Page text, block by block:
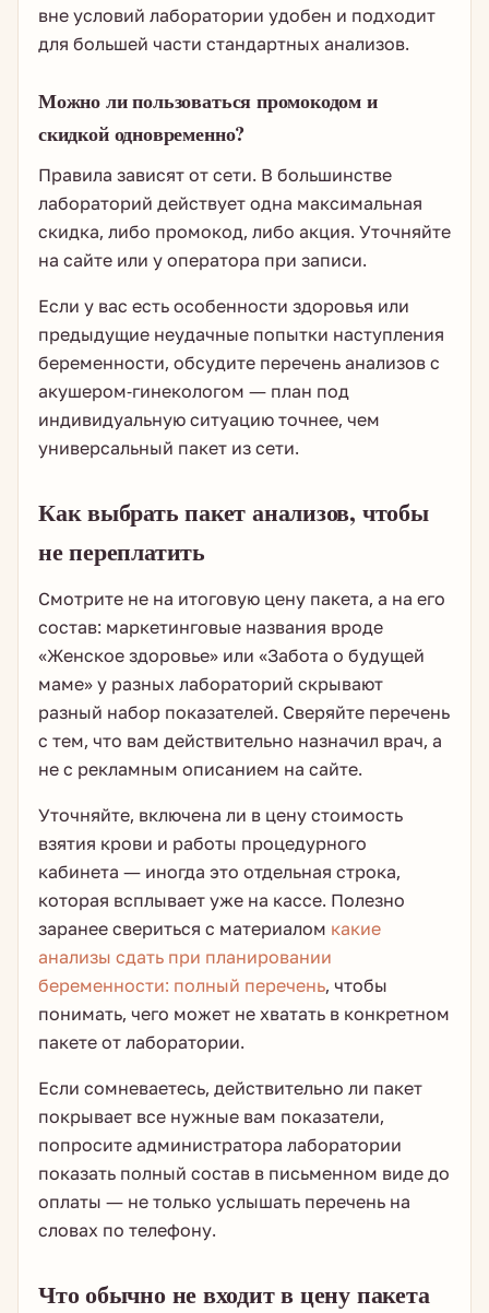
вне условий лаборатории удобен и подходит
для большей части стандартных анализов.
Можно ли пользоваться промокодом и
скидкой одновременно?
Правила зависят от сети. В большинстве
лабораторий действует одна максимальная
скидка, либо промокод, либо акция. Уточняйте
на сайте или у оператора при записи.
Если у вас есть особенности здоровья или
предыдущие неудачные попытки наступления
беременности, обсудите перечень анализов с
акушером-гинекологом — план под
индивидуальную ситуацию точнее, чем
универсальный пакет из сети.
Как выбрать пакет анализов, чтобы
не переплатить
Смотрите не на итоговую цену пакета, а на его
состав: маркетинговые названия вроде
«Женское здоровье» или «Забота о будущей
маме» у разных лабораторий скрывают
разный набор показателей. Сверяйте перечень
с тем, что вам действительно назначил врач, а
не с рекламным описанием на сайте.
Уточняйте, включена ли в цену стоимость
взятия крови и работы процедурного
кабинета — иногда это отдельная строка,
которая всплывает уже на кассе. Полезно
заранее свериться с материалом какие
анализы сдать при планировании
беременности: полный перечень, чтобы
понимать, чего может не хватать в конкретном
пакете от лаборатории.
Если сомневаетесь, действительно ли пакет
покрывает все нужные вам показатели,
попросите администратора лаборатории
показать полный состав в письменном виде до
оплаты — не только услышать перечень на
словах по телефону.
Что обычно не входит в цену пакета